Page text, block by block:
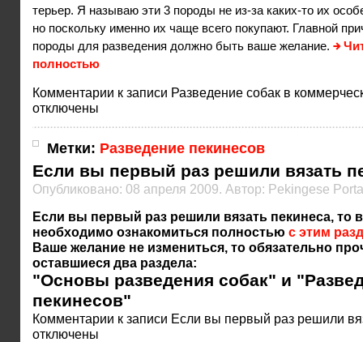
терьер. Я называю эти 3 породы не из-за каких-то их
но поскольку именно их чаще всего покупают. Главной
породы для разведения должно быть ваше желание.
полностью
Комментарии к записи Разведение собак в
отключены
Метки: Разведение пекинесов
Если вы первый раз решили вязать
Опубликовано: 08 апреля 2009. Автор: Pekingese
Если вы первый раз решили вязать пекинеса, то
необходимо ознакомиться полностью с этим
Ваше желание не измениться, то обязательно
оставшиеся два раздела:
"Основы разведения собак" и "
пекинесов"
Комментарии к записи Если вы первый раз решили
отключены